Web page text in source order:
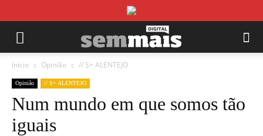
Início Opinião // S+ ALENTEJO
Opinião // S+ ALENTEJO
Num mundo em que somos tão
iguais